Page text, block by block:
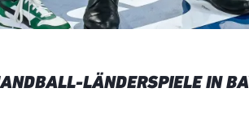
LÄNDERSPIELE IN